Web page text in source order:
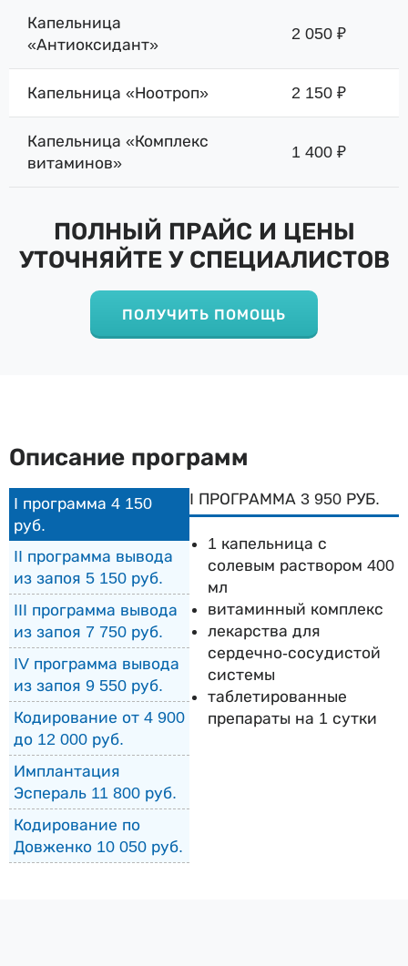
Капельница
«Антиоксидант»
2 050 ₽
Капельница «Ноотроп» 2 150 ₽
Капельница «Комплекс
витаминов»
1 400 ₽
ПОЛНЫЙ ПРАЙС И ЦЕНЫ
УТОЧНЯЙТЕ У СПЕЦИАЛИСТОВ
ПОЛУЧИТЬ ПОМОЩЬ
Описание программ
I программа 4 150
руб.
II программа вывода
из запоя 5 150 руб.
III программа вывода
из запоя 7 750 руб.
IV программа вывода
из запоя 9 550 руб.
Кодирование от 4 900
до 12 000 руб.
Имплантация
Эспераль 11 800 руб.
Кодирование по
Довженко 10 050 руб.
I ПРОГРАММА 3 950 РУБ.
1 капельница с
солевым раствором 400
мл
витаминный комплекс
лекарства для
сердечно-сосудистой
системы
таблетированные
препараты на 1 сутки